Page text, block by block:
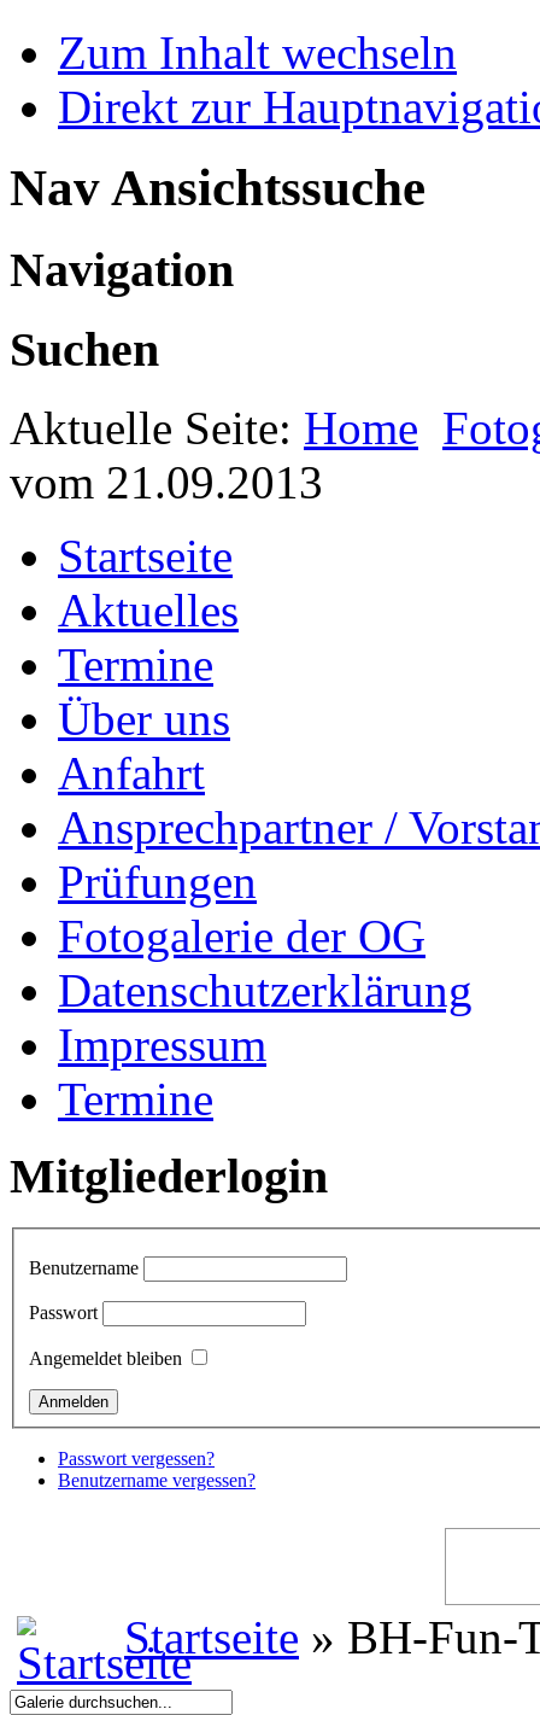
Zum Inhalt wechseln
Direkt zur
Nav Ansichtssuche
Navigation
Suchen
Aktuelle Seite: Home
vom 21.09.2013
Startseite
Aktuelles
Termine
Über uns
Anfahrt
Ansprechpartner /
Prüfungen
Fotogalerie der OG
Datenschutzerklärung
Impressum
Termine
Mitgliederlogin
Benutzername
Passwort
Angemeldet bleiben
Passwort vergessen?
Benutzername vergessen?
Startseite » BH-Fun-